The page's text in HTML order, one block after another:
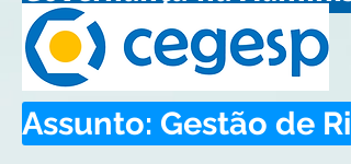
Assunto: Gestão de